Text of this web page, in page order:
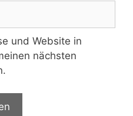
und Website in
nächsten